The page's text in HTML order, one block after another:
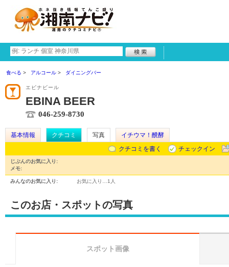
食べる アルコール ダイニングバー
エビナビール
EBINA BEER
046-259-8730
基本情報 クチコミ 写真
イチウマ！醗酵
クチコミを書く
チェックイン
じぶんのお気に入り:
メモ:
みんなのお気に入り: お気に入り… 1人
このお店・スポットの写真
スポット画像